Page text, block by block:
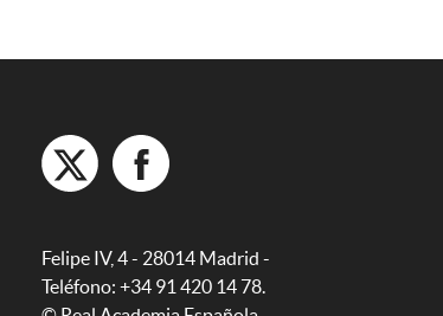
Felipe IV, 4 - 28014 Madrid -
Teléfono: +34 91 420 14 78.